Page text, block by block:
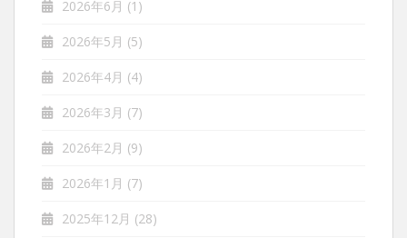
2026年6月 (1)
2026年5月 (5)
2026年4月 (4)
2026年3月 (7)
2026年2月 (9)
2026年1月 (7)
2025年12月 (28)